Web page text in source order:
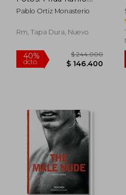
45%
dcto. $ 108.935
Her Photos, Spanish
Edition (en Inglés)
Pablo Ortiz Monasterio
Rm, Tapa Dura, Nuevo